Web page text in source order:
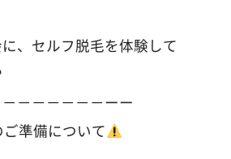
、セルフ脱毛を体験して
－－－－－－ーー
準備について